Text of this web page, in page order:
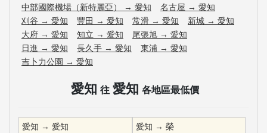
中部國際機場（新特麗亞）
→ 愛知 名古屋 → 愛知
刈谷 → 愛知 豐田 → 愛知 常滑 → 愛知 新城 → 愛知
大府 → 愛知 知立 → 愛知 尾張旭 → 愛知
日進 → 愛知 長久手 → 愛知 東浦 → 愛知
吉卜力公園 → 愛知
愛知 往 愛知 各地區最低價
愛知 → 愛知 愛知 → 榮